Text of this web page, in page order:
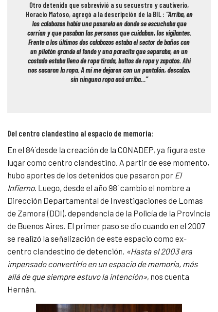
Otro detenido que sobrevivió a su secuestro y cautiverio,
Horacio Matoso, agregó a la descripción de la BIL : “Arriba, en
los calabozos había una pasarela en donde se escuchaba que
corrían y que pasaban las personas que cuidaban, los vigilantes.
Frente a los últimos dos calabozos estaba el sector de baños con
un piletón grande al fondo y una parecita que separaba, en un
costado estaba lleno de ropa tirada, bultos de ropa y zapatos. Ahí
nos sacaron la ropa. A mí me dejaron con un pantalón, descalzo,
sin ninguna ropa acá arriba…”
Del centro clandestino al espacio de memoria:
En el 84´desde la creación de la CONADEP, ya figura este
lugar como centro clandestino. A partir de ese momento,
hubo aportes de los detenidos que pasaron por El
Infierno. Luego, desde el año 98´ cambio el nombre a
Dirección Departamental de Investigaciones de Lomas
de Zamora (DDI), dependencia de la Policía de la Provincia
de Buenos Aires. El primer paso se dio cuando en el 2007
se realizó la señalización de este espacio como ex-
centro clandestino de detención. «Hasta el 2003 era
impensado convertirlo en un espacio de memoria, más
allá de que siempre estuvo la intención», nos cuenta
Hernán.